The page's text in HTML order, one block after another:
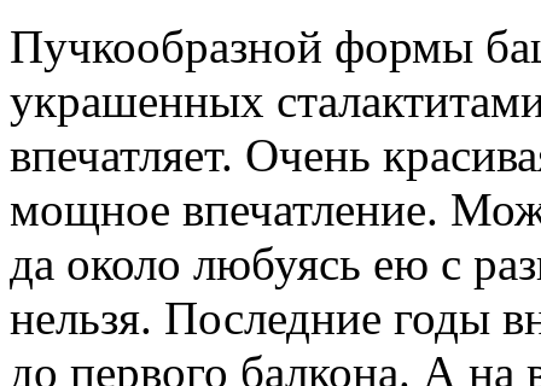
Пучкообразной формы
украшенных
впечатляет. Очень
мощное впечатление.
да около любуясь ею с
нельзя. Последние годы
до первого балкона. А на